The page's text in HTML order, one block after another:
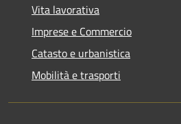
Vita lavorativa
Imprese e Commercio
Catasto e urbanistica
Mobilità e trasporti